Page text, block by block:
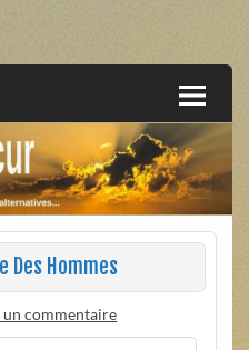
Des Hommes
un commentaire